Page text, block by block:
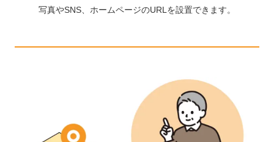
写真やSNS、ホームページのURLを設置できます。